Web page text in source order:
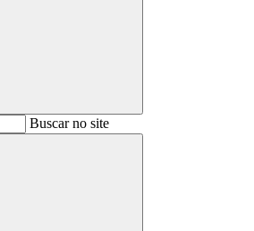
BuscarBuscar no site